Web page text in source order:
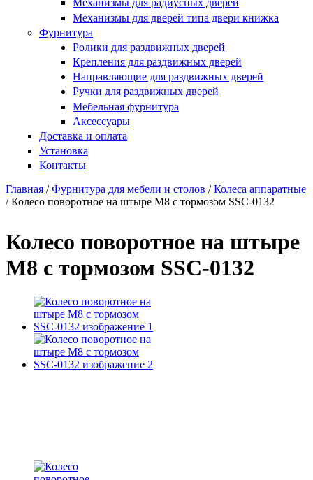
Механизмы для радиусных дверей
Механизмы для дверей типа двери книжка
Фурнитура
Ролики для раздвижных дверей
Крепления для раздвижных дверей
Направляющие для раздвижных дверей
Ручки для раздвижных дверей
Мебельная фурнитура
Аксессуары
Доставка и оплата
Установка
Контакты
Вы здесь
Главная / Фурнитура для мебели и столов / Колеса аппаратные
/ Колесо поворотное на штыре М8 с тормозом SSC-0132
Колесо поворотное на штыре
М8 с тормозом SSC-0132